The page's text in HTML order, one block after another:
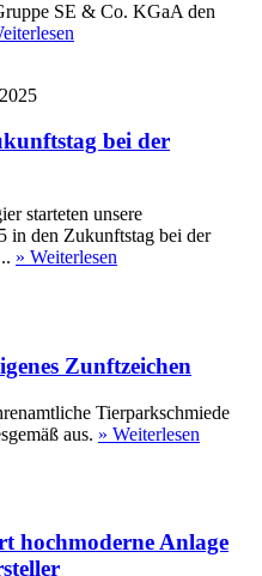
SE & Co. KGaA den
bei der
starteten unsere
in den Zukunftstag bei der
» Weiterlesen
Zunftzeichen
Tierparkschmiede
aus. » Weiterlesen
hochmoderne Anlage